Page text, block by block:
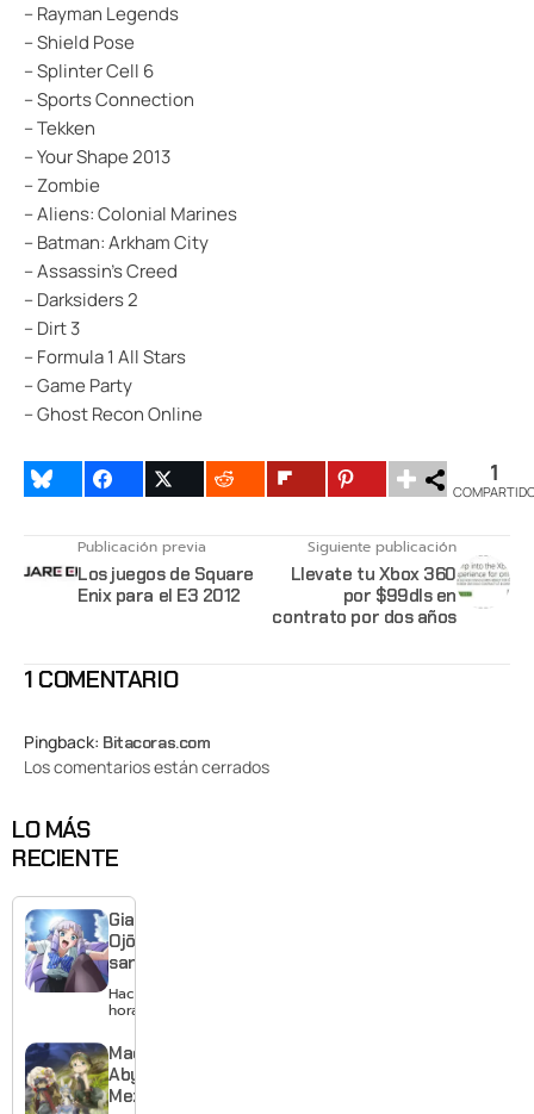
– Rayman Legends
– Shield Pose
– Splinter Cell 6
– Sports Connection
– Tekken
– Your Shape 2013
– Zombie
– Aliens: Colonial Marines
– Batman: Arkham City
– Assassin’s Creed
– Darksiders 2
– Dirt 3
– Formula 1 All Stars
– Game Party
– Ghost Recon Online
1
Publicación previa
Los juegos de Square
Enix para el E3 2012
Siguiente publicación
Llevate tu Xbox 360
por $99dls en
contrato por dos años
1 COMENTARIO
Pingback: Bitacoras.com
Los comentarios están cerrados
LO MÁS
RECIENTE
Giant
Ojō-
sama
revela
visual y
estreno
para
enero de
Hace 21
horas
Made in
Abyss:
Mezameru